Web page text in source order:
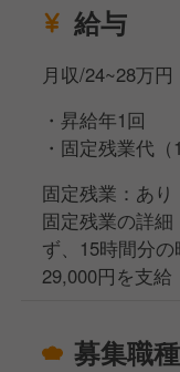
給与
月収/24~28万円
・昇給年1回
・固定残業代
固定残業：あり
固定残業の詳
ず、15時間分
29,000円を支
募集職種